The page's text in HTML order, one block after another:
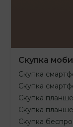
Скупка
Скупка
Скупка
Скупка
Скупка
Скупка